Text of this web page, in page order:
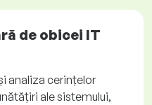
de obicei IT
analiza cerințelor
ale sistemului,